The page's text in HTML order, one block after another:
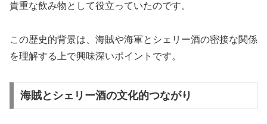
貴重な飲み物として役立っていたのです。
この歴史的背景は、海賊や海軍とシェリー酒の密接な関係
を理解する上で興味深いポイントです。
海賊とシェリー酒の文化的つながり